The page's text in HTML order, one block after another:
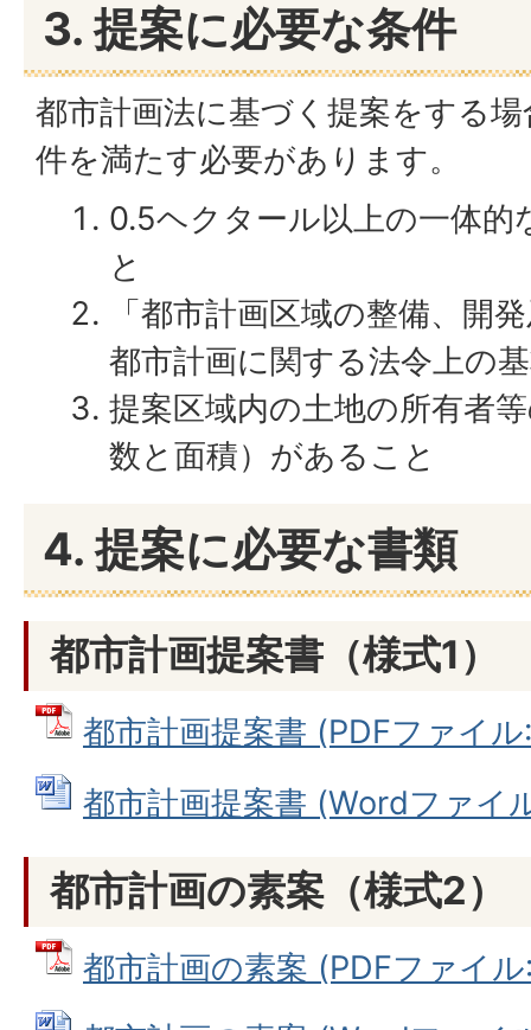
3. 提案に必要な条件
都市計画法に基づく提案をする
件を満たす必要があります。
0.5ヘクタール以上の一体的
と
「都市計画区域の整備、開
都市計画に関する法令上の
提案区域内の土地の所有者
数と面積）があること
4. 提案に必要な書類
都市計画提案書（様式1）
都市計画提案書 (PDFファイ
都市計画提案書 (Wordファイ
都市計画の素案（様式2）
都市計画の素案 (PDFファイ